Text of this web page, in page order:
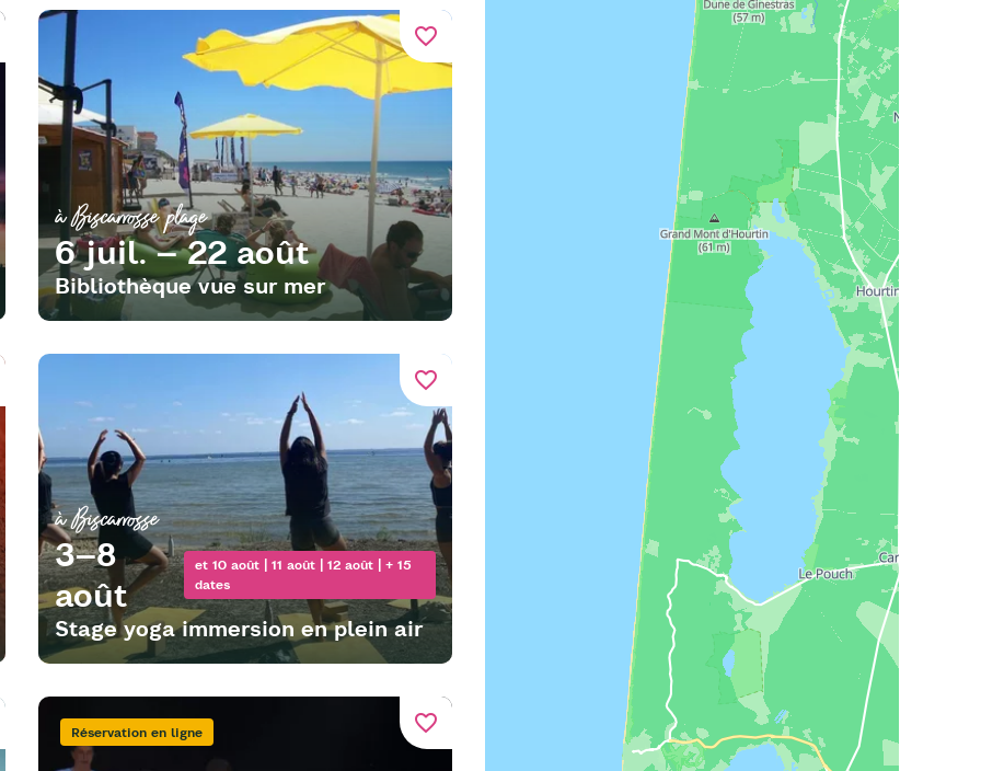
favorite_border
à Biscarrosse plage
6 juil. – 22 août
Bibliothèque vue sur mer
favorite_border
à Biscarrosse
3–8
août
et 10 août | 11 août | 12 août | + 15
dates
Stage yoga immersion en plein air
favorite_border
Réservation en ligne